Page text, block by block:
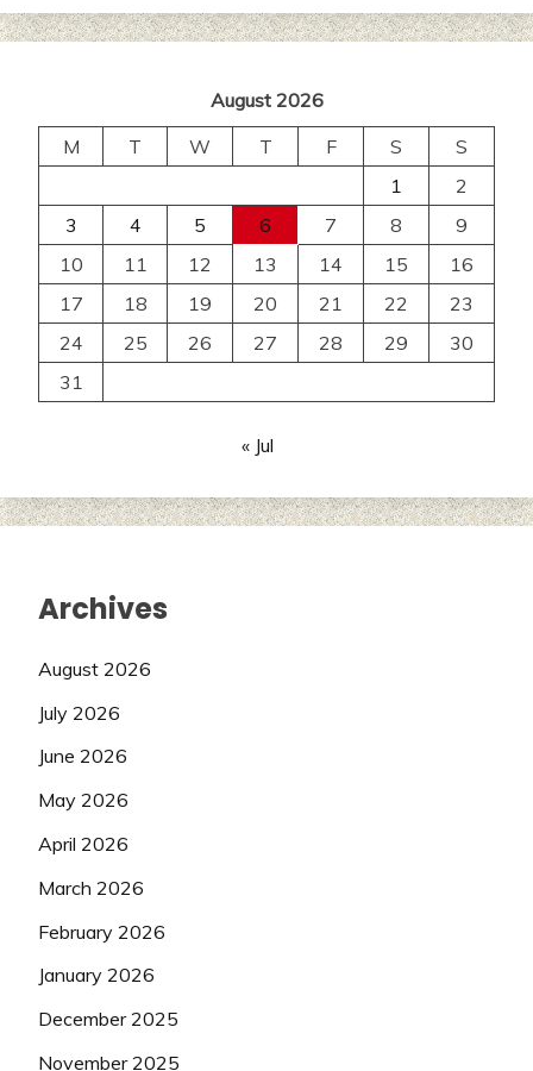
August 2026
M
T W T F S
S
1
2
3
4 5 6 7 8
9
10
11 12 13 14 15
16
17
18 19 20 21 22
23
24
25 26 27 28 29
30
31
« Jul
Archives
August 2026
July 2026
June 2026
May 2026
April 2026
March 2026
February 2026
January 2026
December 2025
November 2025